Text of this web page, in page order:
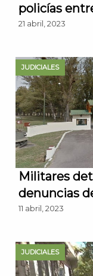
policías
21 abril, 2023
JUDICIALES
Militares
denuncias
11 abril, 2023
JUDICIALES